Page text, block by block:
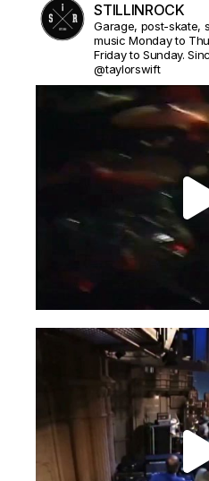
STILLINROCK
Garage, post-skate,
music Monday to
Friday to Sunday.
@taylorswift